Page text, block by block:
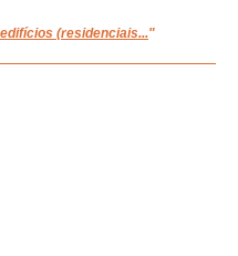
(residenciais..."